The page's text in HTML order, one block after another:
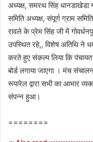
अध्यक्ष, समरथ सिंह धानडाखेडा
समिति अध्यक्ष, संपूर्ण ग्राम
रावले के प्रेम सिंह जी में
उपस्थित रहे,, विशेष अतिथि ने
करते हुए संकल्प लिया कि
बोर्ड लगाया जाएगा । मंच
रूपारेल द्वारा सभी का आभार
संपन्न हुआ।
========